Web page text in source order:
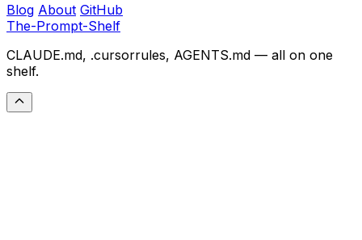
Blog About GitHub
The-Prompt-Shelf
CLAUDE.md, .cursorrules, AGENTS.md — all on one
shelf.